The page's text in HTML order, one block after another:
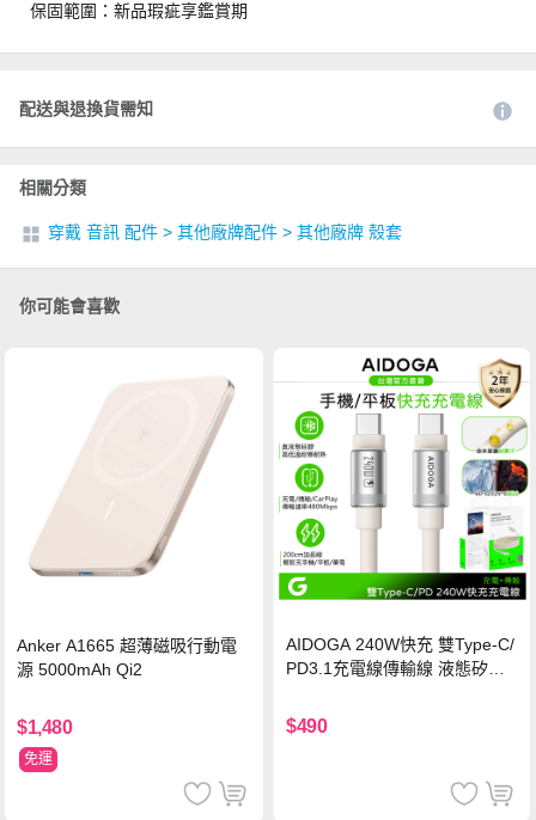
保固範圍：新品瑕疵享鑑賞期
配送與退換貨需知
相關分類
穿戴 音訊 配件 > 其他廠牌配件 > 其他廠牌 殼套
你可能會喜歡
Anker A1665 超薄磁吸行動電
源 5000mAh Qi2
$1,480
免運
AIDOGA 240W快充 雙Type-C/
PD3.1充電線傳輸線 液態矽膠
機/平板/筆電
$490